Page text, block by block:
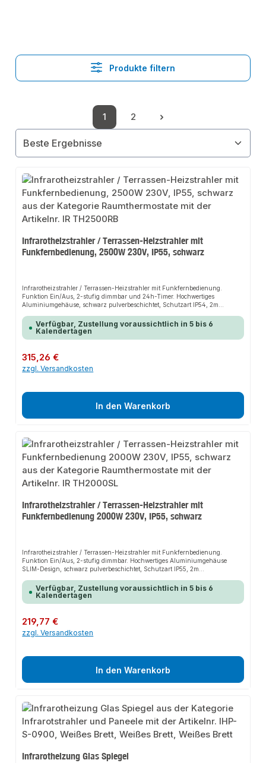
Produkte filtern
Seite
1
Seite
2
Infrarotheizstrahler / Terrassen-Heizstrahler mit
Funkfernbedienung, 2500W 230V, IP55, schwarz
Infrarotheizstrahler / Terrassen-Heizstrahler mit Funkfernbedienung.
Funktion Ein/Aus, 2-stufig dimmbar und 24h-Timer. Hochwertiges
Aluminiumgehäuse, schwarz pulverbeschichtet, Schutzart IP54, 2m
Verfügbar, Zustellung voraussichtlich in 5 bis 6
Kalendertagen
Regulärer Preis:
315,26 €
zzgl. Versandkosten
In den Warenkorb
Infrarotheizstrahler / Terrassen-Heizstrahler mit
Funkfernbedienung 2000W 230V, IP55, schwarz
Infrarotheizstrahler / Terrassen-Heizstrahler mit Funkfernbedienung.
Funktion Ein/Aus, 2-stufig dimmbar. Hochwertiges Aluminiumgehäuse
SLIM-Design, schwarz pulverbeschichtet, Schutzart IP55, 2m
Verfügbar, Zustellung voraussichtlich in 5 bis 6
Kalendertagen
Regulärer Preis:
219,77 €
zzgl. Versandkosten
In den Warenkorb
Infrarotheizung Glas Spiegel